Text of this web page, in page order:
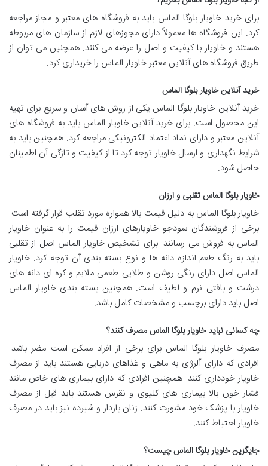
برای خرید خاویار بلوگا الماس باید به فروشگاه های معتبر و مجاز مراجعه
کرد. این فروشگاه ها معمولاً دارای مجوزهای لازم از سازمان های مربوطه
هستند و خاویار با کیفیت و اصل را عرضه می کنند. همچنین می توان از
طریق فروشگاه های آنلاین معتبر خاویار الماس را خریداری کرد.
خرید آنلاین خاویار بلوگا الماس
خرید آنلاین خاویار بلوگا الماس یکی از روش های آسان و سریع برای تهیه
این محصول است. برای خرید آنلاین خاویار الماس باید به فروشگاه های
آنلاین معتبر و دارای نماد اعتماد الکترونیکی مراجعه کرد. همچنین باید به
شرایط نگهداری و ارسال خاویار توجه کرد تا از کیفیت و تازگی آن اطمینان
حاصل شود.
خاویار بلوگا الماس تقلبی و ارزان
خاویار بلوگا الماس به دلیل قیمت بالا همواره مورد تقلب قرار گرفته است.
برخی از فروشندگان سودجو خاویارهای ارزان قیمت را به عنوان خاویار
الماس به فروش می رسانند. برای تشخیص خاویار الماس اصل از تقلبی
باید به رنگ طعم اندازه دانه ها و نوع بسته بندی آن توجه کرد. خاویار
الماس اصل دارای رنگی روشن و طلایی طعمی ملایم و کره ای دانه های
درشت و بافتی نرم و لطیف است. همچنین بسته بندی خاویار الماس
اصل باید دارای برچسب و مشخصات کامل باشد.
چه کسانی نباید خاویار بلوگا الماس مصرف کنند؟
مصرف خاویار بلوگا الماس برای برخی از افراد ممکن است مضر باشد.
افرادی که دارای آلرژی به ماهی و غذاهای دریایی هستند باید از مصرف
خاویار خودداری کنند. همچنین افرادی که دارای بیماری های خاص مانند
فشار خون بالا بیماری های کلیوی و نقرس هستند باید قبل از مصرف
خاویار با پزشک خود مشورت کنند. زنان باردار و شیرده نیز باید در مصرف
خاویار احتیاط کنند.
جایگزین خاویار بلوگا الماس چیست؟